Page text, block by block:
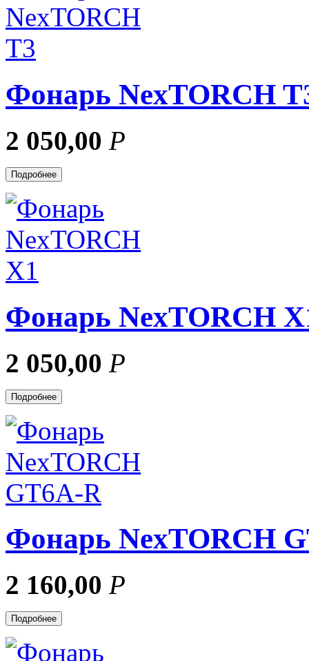
Фонарь NexTORCH
2 050,00 Р
Подробнее
Фонарь NexTORCH
2 050,00 Р
Подробнее
Фонарь NexTORCH
2 160,00 Р
Подробнее